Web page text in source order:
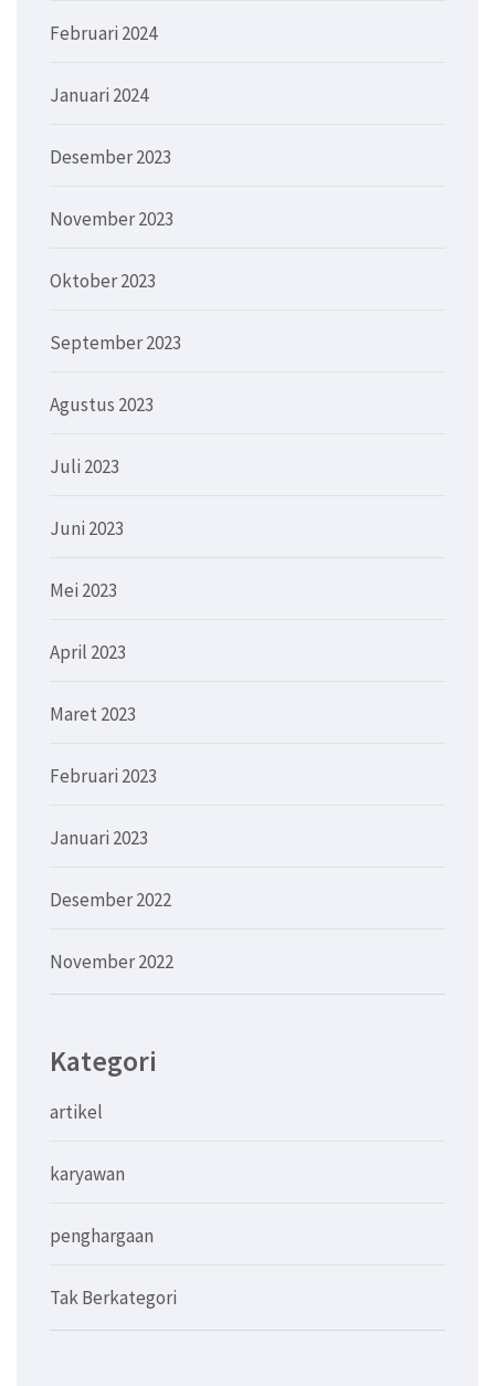
Februari 2024
Januari 2024
Desember 2023
November 2023
Oktober 2023
September 2023
Agustus 2023
Juli 2023
Juni 2023
Mei 2023
April 2023
Maret 2023
Februari 2023
Januari 2023
Desember 2022
November 2022
Kategori
artikel
karyawan
penghargaan
Tak Berkategori